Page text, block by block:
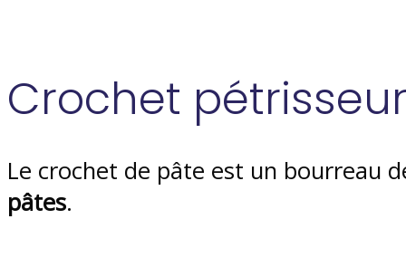
Crochet
Le crochet de pâte est un bourreau
pâtes.